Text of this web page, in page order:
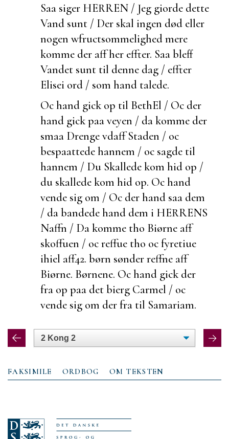
Saa siger HERREN / Jeg giorde dette
Vand sunt / Der skal ingen død eller
nogen wfructsommelighed mere
komme der aff her effter. Saa bleff
Vandet sunt til denne dag / effter
Elisei ord / som hand talede.
Oc hand gick op til BethEl / Oc der
hand gick paa veyen / da komme der
smaa Drenge vdaff Staden / oc
bespaattede hannem / oc sagde til
hannem / Du Skallede kom hid op /
du skallede kom hid op. Oc hand
vende sig om / Oc der hand saa dem
/ da bandede hand dem i HERRENS
Naffn / Da komme tho Biørne aff
skoffuen / oc reffue tho oc fyretiue
ihiel aff42. børn sønder reffne aff
Biørne. Børnene. Oc hand gick der
fra op paa det bierg Carmel / oc
vende sig om der fra til Samariam.
FAKSIMILE ORDBOG OM TEKSTEN